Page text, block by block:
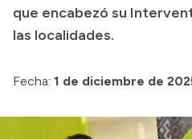
Compras y licitaciones
Consulta de expedientes
Convocatorias
que encabezó su
las localidades.
Fecha: 1 de diciembre de